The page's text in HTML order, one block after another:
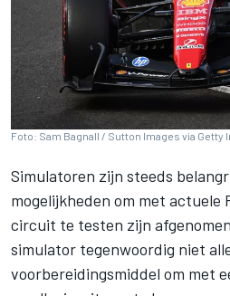
Foto: Sam Bagnall / Sutton Images via Getty
Simulatoren zijn steeds
mogelijkheden om met actuele
circuit te testen zijn
simulator tegenwoordig niet
voorbereidingsmiddel om met